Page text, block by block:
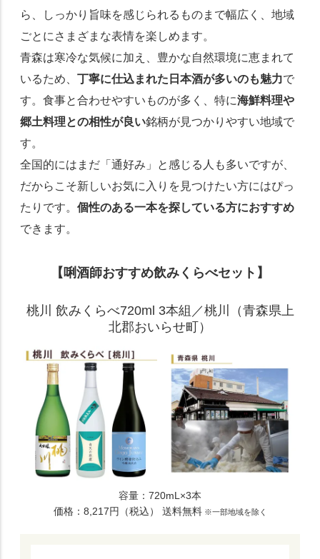
ら、しっかり旨味を感じられるものまで幅広く、地域
ごとにさまざまな表情を楽しめます。
青森は寒冷な気候に加え、豊かな自然環境に恵まれて
いるため、 丁寧に仕込まれた日本酒が多いのも魅力で
す。食事と合わせやすいものが多く、特に海鮮料理や
郷土料理との相性が良い銘柄が見つかりやすい地域で
す。
全国的にはまだ「通好み」と感じる人も多いですが、
だからこそ新しいお気に入りを見つけたい方にはぴっ
たりです。 個性のある一本を探している方におすすめ
できます。
【唎酒師おすすめ飲みくらべセット】
桃川 飲みくらべ720ml 3本組／桃川（青森県上
北郡おいらせ町）
容量：720mL×3本
価格：8,217円（税込） 送料無料※一部地域を除く